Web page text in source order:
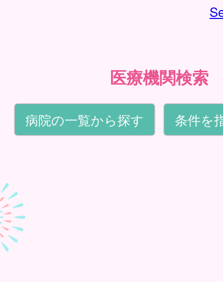
医療機関検索
病院の一覧から探す 条件を